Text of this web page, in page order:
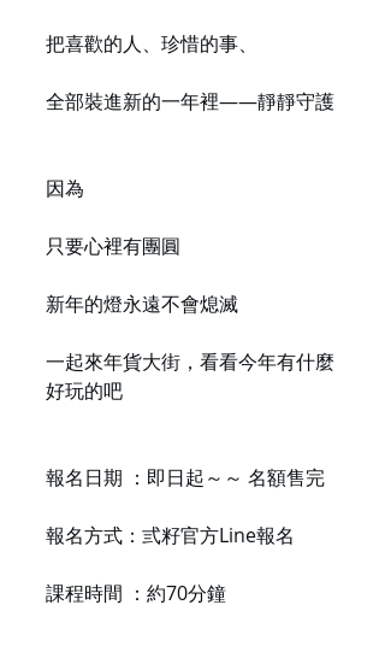
把喜歡的人、珍惜的事、
全部裝進新的一年裡——靜靜守護
因為
只要心裡有團圓
新年的燈永遠不會熄滅
一起來年貨大街，看看今年有什麼
好玩的吧
報名日期 ：即日起～～ 名額售完
報名方式：弎籽官方Line報名
課程時間 ：約70分鐘